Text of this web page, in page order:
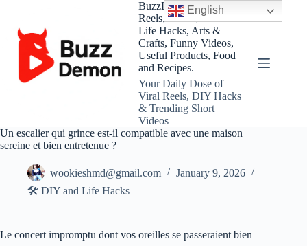
content
BuzzDemon – Viral
Reels, Shorts, DIY and
Life Hacks, Arts &
Crafts, Funny Videos,
Useful Products, Food
and Recipes.
Your Daily Dose of
Viral Reels, DIY Hacks
& Trending Short
Videos
Un escalier qui grince est-il compatible avec une maison
sereine et bien entretenue ?
wookieshmd@gmail.com
January 9, 2026
🛠️ DIY and Life Hacks
Le concert impromptu dont vos oreilles se passeraient bien
English